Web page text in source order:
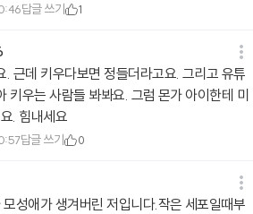
답글 쓰기 1
. 근데 키우다보면 정들더라고요. 그리고 유튜
키우는 사람들 봐봐요. 그럼 몬가 아이한테 미
. 힘내세요
답글 쓰기 0
성애가 생겨버린 저입니다.작은 세포일때부